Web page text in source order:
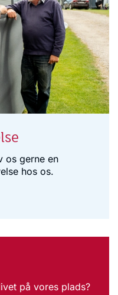
os gerne en
hos os.
på vores plads?